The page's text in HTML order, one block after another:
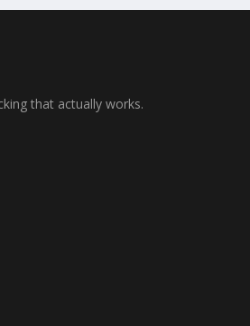
that actually works.